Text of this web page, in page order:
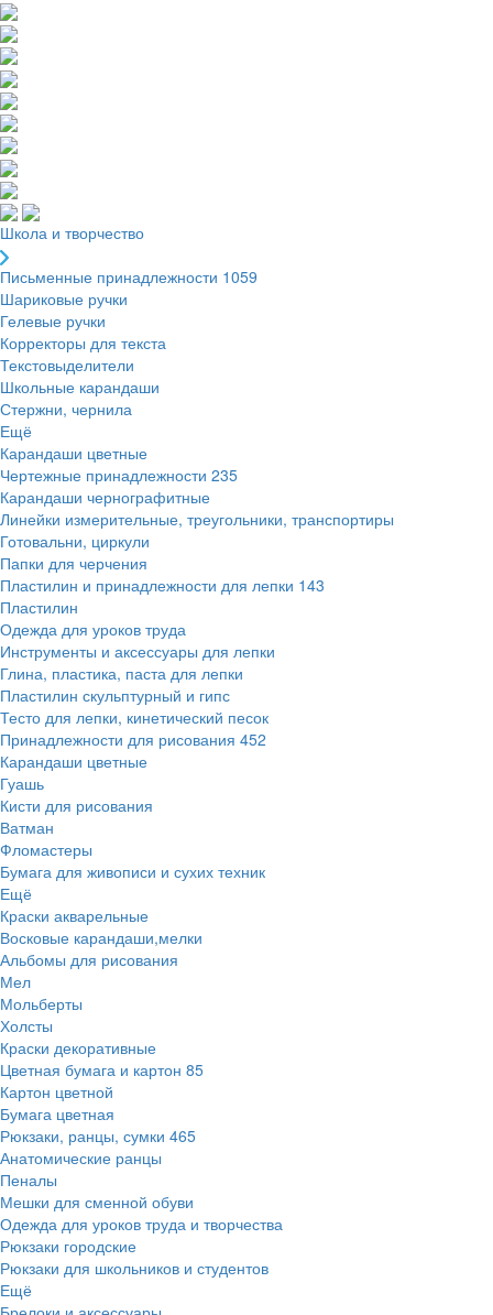
Школа и творчество
Письменные принадлежности 1059
Шариковые ручки
Гелевые ручки
Корректоры для текста
Текстовыделители
Школьные карандаши
Стержни, чернила
Ещё
Карандаши цветные
Чертежные принадлежности 235
Карандаши чернографитные
Линейки измерительные, треугольники, транспортиры
Готовальни, циркули
Папки для черчения
Пластилин и принадлежности для лепки 143
Пластилин
Одежда для уроков труда
Инструменты и аксессуары для лепки
Глина, пластика, паста для лепки
Пластилин скульптурный и гипс
Тесто для лепки, кинетический песок
Принадлежности для рисования 452
Карандаши цветные
Гуашь
Кисти для рисования
Ватман
Фломастеры
Бумага для живописи и сухих техник
Ещё
Краски акварельные
Восковые карандаши,мелки
Альбомы для рисования
Мел
Мольберты
Холсты
Краски декоративные
Цветная бумага и картон 85
Картон цветной
Бумага цветная
Рюкзаки, ранцы, сумки 465
Анатомические ранцы
Пеналы
Мешки для сменной обуви
Одежда для уроков труда и творчества
Рюкзаки городские
Рюкзаки для школьников и студентов
Ещё